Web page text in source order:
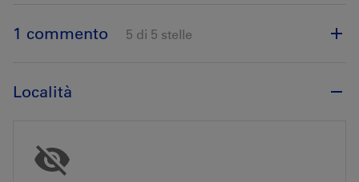
1 commento 5 di 5 stelle
Località